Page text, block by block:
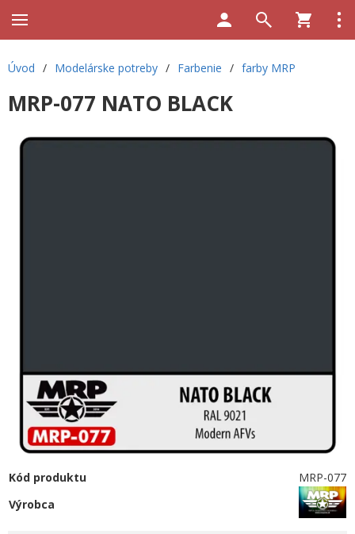
Úvod / Modelárske potreby / Farbenie / farby MRP
MRP-077 NATO BLACK
Kód produktu
MRP-077
Výrobca